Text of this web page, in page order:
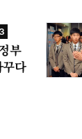
부
다